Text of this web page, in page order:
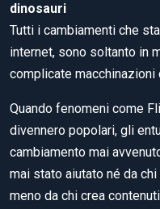
dinosauri
Tutti i cambiamenti che
internet, sono soltanto in
complicate
Quando fenomeni come
divennero popolari, gli
cambiamento mai
mai stato aiutato né da
meno da chi crea